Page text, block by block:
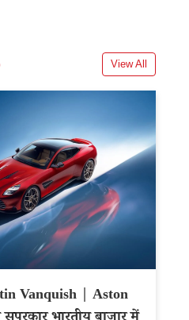
View All
| Aston